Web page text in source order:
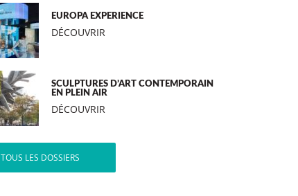
EUROPA EXPERIENCE
DÉCOUVRIR
SCULPTURES D’ART CONTEMPORAIN
EN PLEIN AIR
DÉCOUVRIR
TOUS LES DOSSIERS